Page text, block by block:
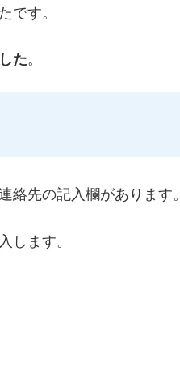
です。
た。
絡先の記入欄があります。
します。